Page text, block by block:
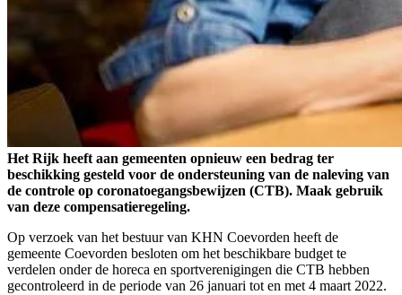
Het Rijk heeft aan gemeenten opnieuw een bedrag ter
beschikking gesteld voor de ondersteuning van de naleving van
de controle op coronatoegangsbewijzen (CTB). Maak gebruik
van deze compensatieregeling.
Op verzoek van het bestuur van KHN Coevorden heeft de
gemeente Coevorden besloten om het beschikbare budget te
verdelen onder de horeca en sportverenigingen die CTB hebben
gecontroleerd in de periode van 26 januari tot en met 4 maart 2022.